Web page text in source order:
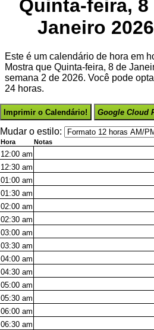
Quinta-feira, 8
Janeiro
Este é um calendário de hora em
Mostra que Quinta-feira, 8 de
semana 2 de 2026. Você pode
24 horas.
Imprimir o Calendário! Google Cloud
Mudar o estilo:
Hora Notas
12:00 am
12:30 am
01:00 am
01:30 am
02:00 am
02:30 am
03:00 am
03:30 am
04:00 am
04:30 am
05:00 am
05:30 am
06:00 am
06:30 am